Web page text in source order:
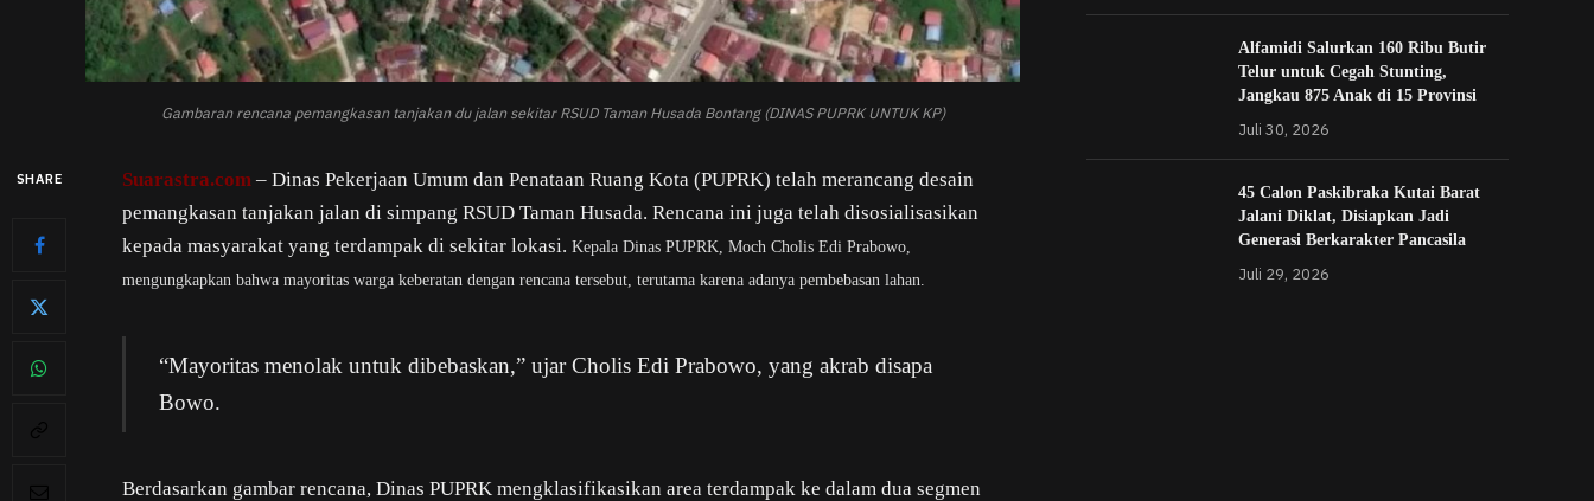
Gambaran rencana pemangkasan tanjakan du jalan sekitar RSUD Taman Husada Bontang (DINAS PUPRK UNTUK KP)
SHARE Suarastra.com – Dinas Pekerjaan Umum dan Penataan Ruang Kota (PUPRK) telah merancang desain
pemangkasan tanjakan jalan di simpang RSUD Taman Husada. Rencana ini juga telah disosialisasikan
kepada masyarakat yang terdampak di sekitar lokasi. Kepala Dinas PUPRK, Moch Cholis Edi Prabowo,
mengungkapkan bahwa mayoritas warga keberatan dengan rencana tersebut, terutama karena adanya pembebasan lahan.
“Mayoritas menolak untuk dibebaskan,” ujar Cholis Edi Prabowo, yang akrab disapa
Bowo.
Berdasarkan gambar rencana, Dinas PUPRK mengklasifikasikan area terdampak ke dalam dua segmen
Alfamidi Salurkan 160 Ribu Butir
Telur untuk Cegah Stunting,
Jangkau 875 Anak di 15 Provinsi
Juli 30, 2026
45 Calon Paskibraka Kutai Barat
Jalani Diklat, Disiapkan Jadi
Generasi Berkarakter Pancasila
Juli 29, 2026